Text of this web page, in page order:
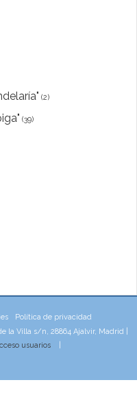
(2)
(39)
Política de privacidad
la Villa s/n, 28864 Ajalvir, Madrid |
usuarios|